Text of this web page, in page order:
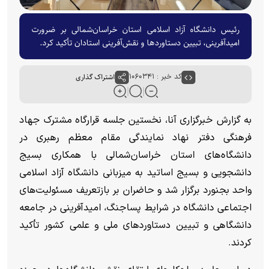
رئیس دانشگاه آزاد اسلامی استان خراسان‌شمالی بر ضرورت
امیدآفرینی، تبیین دستاورد‌ها و نقش‌آفرینی استادان تأکید کرد.
کد خبر : ۱۰۶۰۳۴۱ اشتراک گذاری
به گزارش خبرگزاری آنا، نخستین جلسه قرارگاه مشترک جهاد
فرهنگی دفتر نهاد نمایندگی مقام معظم رهبری در
دانشگاه‌های استان خراسان‌شمالی با همکاری بسیج
دانشجویی و بسیج اساتید به میزبانی دانشگاه آزاد اسلامی
واحد بجنورد برگزار شد و حاضران بر بازتعریف مسئولیت‌های
اجتماعی دانشگاه در شرایط پساجنگ، امیدآفرینی در جامعه
دانشگاهی و تبیین دستاورد‌های ملی و علمی کشور تأکید
کردند.